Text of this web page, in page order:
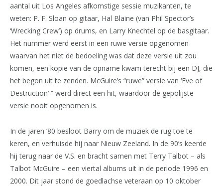
aantal uit Los Angeles afkomstige sessie muzikanten, te
weten: P. F. Sloan op gitaar, Hal Blaine (van Phil Spector’s
‘Wrecking Crew’) op drums, en Larry Knechtel op de basgitaar.
Het nummer werd eerst in een ruwe versie opgenomen
waarvan het niet de bedoeling was dat deze versie uit zou
komen, een kopie van de opname kwam terecht bij een DJ, die
het begon uit te zenden. McGuire’s “ruwe” versie van ‘Eve of
Destruction’ “ werd direct een hit, waardoor de gepolijste
versie nooit opgenomen is.
In de jaren ’80 besloot Barry om de muziek de rug toe te
keren, en verhuisde hij naar Nieuw Zeeland. In de 90’s keerde
hij terug naar de V.S. en bracht samen met Terry Talbot – als
Talbot McGuire – een viertal albums uit in de periode 1996 en
2000. Dit jaar stond de goedlachse veteraan op 10 oktober